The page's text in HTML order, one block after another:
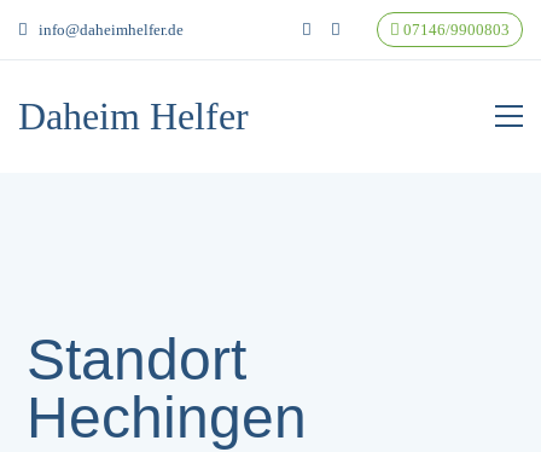
info@daheimhelfer.de 07146/9900803
Daheim Helfer
Standort
Hechingen